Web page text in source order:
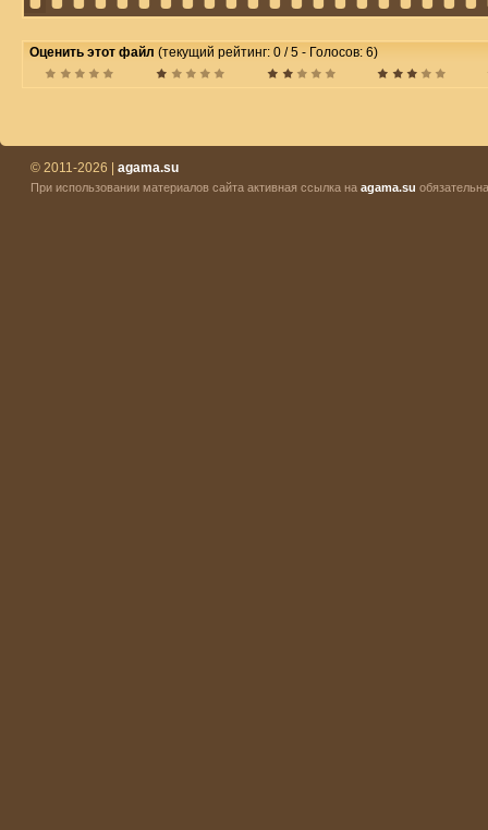
Оценить этот файл (текущий рейтинг: 0 / 5 - Голосов: 6)
© 2011-2026 | agama.su
При использовании материалов сайта активная ссылка на agama.su